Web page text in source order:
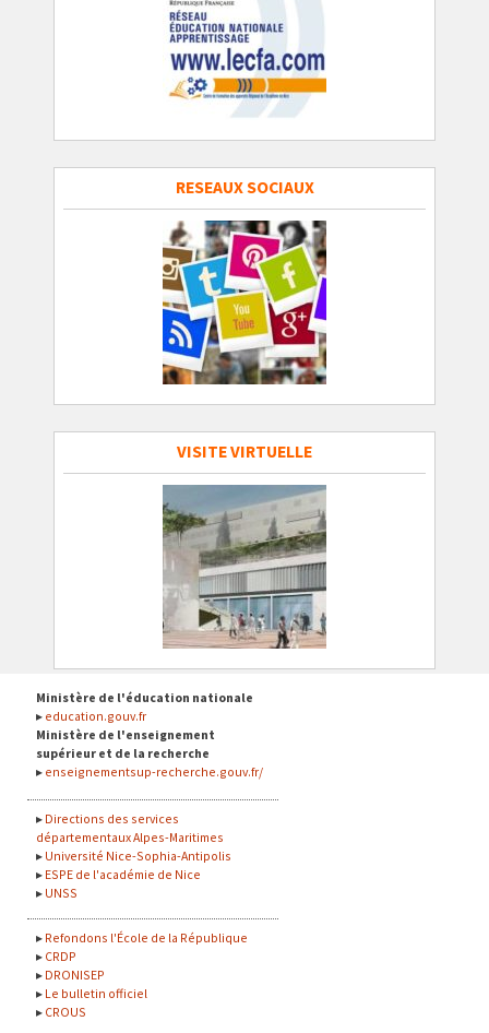
RESEAUX SOCIAUX
VISITE VIRTUELLE
Ministère de l'éducation nationale
education.gouv.fr
Ministère de l'enseignement
supérieur et de la recherche
enseignementsup-recherche.gouv.fr/
Directions des services
départementaux Alpes-Maritimes
Université Nice-Sophia-Antipolis
ESPE de l'académie de Nice
UNSS
Refondons l'École de la République
CRDP
DRONISEP
Le bulletin officiel
CROUS